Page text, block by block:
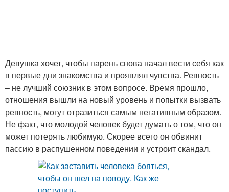
Девушка хочет, чтобы парень снова начал вести себя как
в первые дни знакомства и проявлял чувства. Ревность
– не лучший союзник в этом вопросе. Время прошло,
отношения вышли на новый уровень и попытки вызвать
ревность, могут отразиться самым негативным образом.
Не факт, что молодой человек будет думать о том, что он
может потерять любимую. Скорее всего он обвинит
пассию в распушенном поведении и устроит скандал.